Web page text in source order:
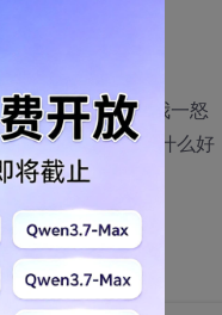
局部域里，并且我一怒
死我了，各位有什么好